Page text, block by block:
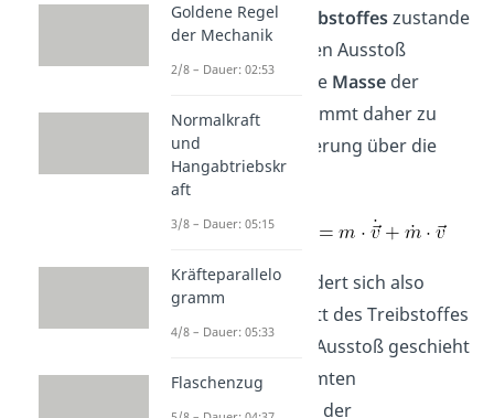
Ausstoß des Treibstoffeszustande
kommt. Durch den Ausstoß
verändertsich die Masseder
Rakete und es kommt daher zu
einer Impulsänderung über die
Zeit.
Die Masse verändert sich also
durch den Austritt des Treibstoffes
mit der Zeit. Der Ausstoß geschieht
mit einer bestimmten
Geschwindigkeit, der
Goldene Regel
der Mechanik
2/8 – Dauer: 02:53
Normalkraft
und
Hangabtriebskr
aft
3/8 – Dauer: 05:15
Kräfteparallelo
gramm
4/8 – Dauer: 05:33
Flaschenzug